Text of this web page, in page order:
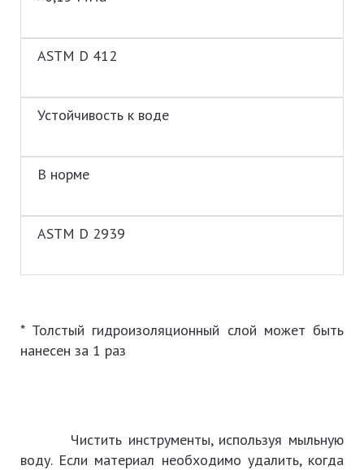
ASTM D 412
Устойчивость к воде
В норме
ASTM D 2939
* Толстый гидроизоляционный слой может быть
нанесен за 1 раз
Чистить инструменты, используя мыльную
воду. Если материал необходимо удалить, когда